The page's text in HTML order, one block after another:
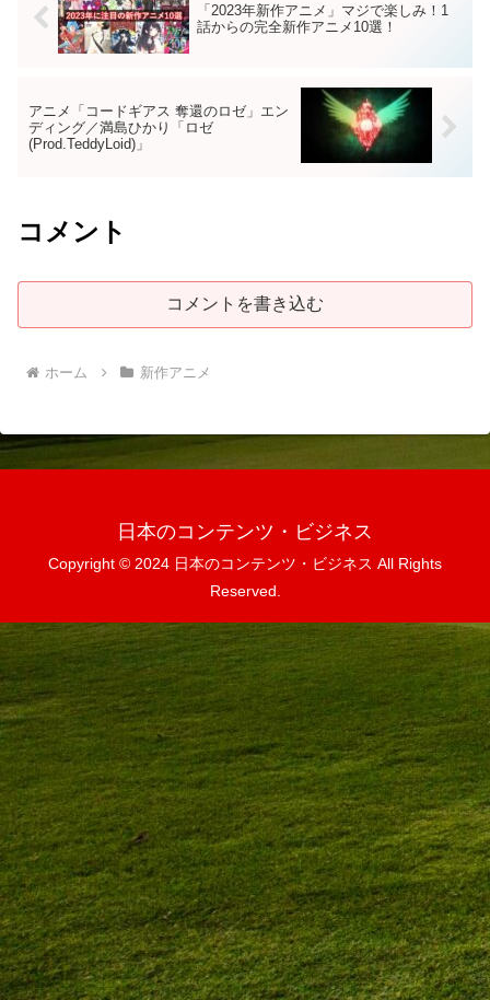
「2023年新作アニメ」マジで楽しみ！1
話からの完全新作アニメ10選！
アニメ「コードギアス 奪還のロゼ」エン
ディング／満島ひかり「ロゼ
(Prod.TeddyLoid)」
コメント
コメントを書き込む
ホーム 新作アニメ
日本のコンテンツ・ビジネス
Copyright © 2024 日本のコンテンツ・ビジネス All Rights
Reserved.